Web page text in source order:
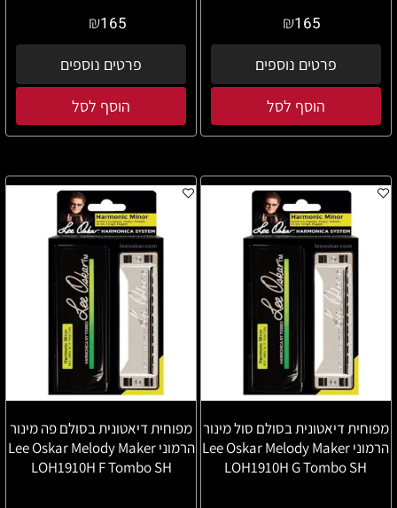
₪165
פרטים נוספים
הוסף לסל
₪165
פרטים נוספים
הוסף לסל
מפוחית דיאטונית בסולם סול מינור
הרמוני Lee Oskar Melody Maker
LOH1910H G Tombo SH
מפוחית דיאטונית בסולם פה מינור
הרמוני Lee Oskar Melody Maker
LOH1910H F Tombo SH